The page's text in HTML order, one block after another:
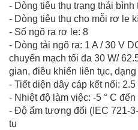
- Dòng tiêu thụ trạng thái
- Dòng tiêu thụ cho mỗi rơ le
- Số ngõ ra rơ le: 8
- Dòng tải ngõ ra: 1 A / 30 V
chuyển mạch tối đa 30 W/
gian, điều khiển liên tục,
- Tiết diện dây cáp kết nối:
- Nhiệt độ làm việc: -5 ° C đến
- Độ ẩm tương đối (IEC 721-
tụ